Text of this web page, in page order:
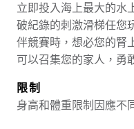
立即投入海上最大的水
破紀錄的刺激滑梯任您
伴競賽時，想必您的腎
可以召集您的家人，勇
限制
身高和體重限制因應不